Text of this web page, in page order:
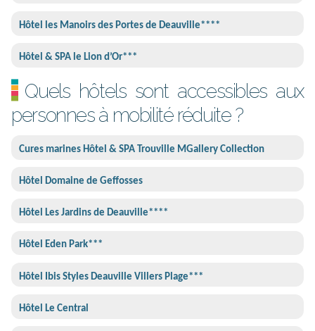
Hôtel les Manoirs des Portes de Deauville****
Hôtel & SPA le Lion d’Or***
Quels hôtels sont accessibles aux
personnes à mobilité réduite ?
Cures marines Hôtel & SPA Trouville MGallery Collection
Hôtel Domaine de Geffosses
Hôtel Les Jardins de Deauville****
Hôtel Eden Park***
Hôtel Ibis Styles Deauville Villers Plage***
Hôtel Le Central